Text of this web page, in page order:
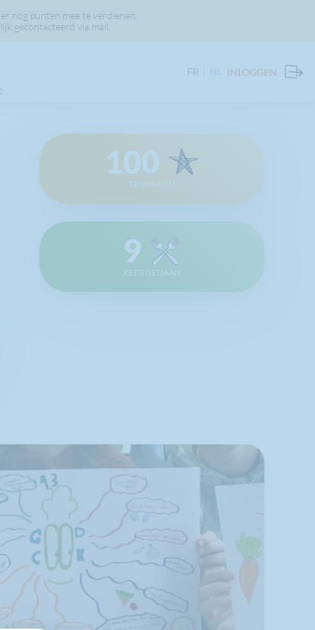
nog punten mee te verdienen.
gecontacteerd via mail.
FR INLOGGEN
100
TE WINNEN
9
KEER GEDAAN